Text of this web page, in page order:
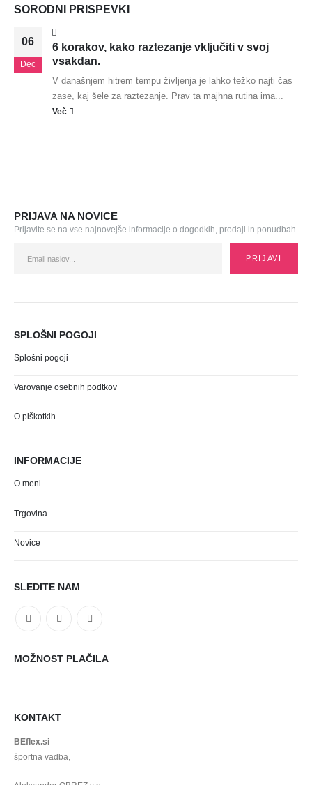
SORODNI PRISPEVKI
06
Dec
6 korakov, kako raztezanje vključiti v svoj
vsakdan.
V današnjem hitrem tempu življenja je lahko težko najti čas
zase, kaj šele za raztezanje. Prav ta majhna rutina ima...
Več
PRIJAVA NA NOVICE
Prijavite se na vse najnovejše informacije o dogodkih, prodaji in ponudbah.
SPLOŠNI POGOJI
Splošni pogoji
Varovanje osebnih podtkov
O piškotkih
INFORMACIJE
O meni
Trgovina
Novice
SLEDITE NAM
MOŽNOST PLAČILA
KONTAKT
BEflex.si
športna vadba,